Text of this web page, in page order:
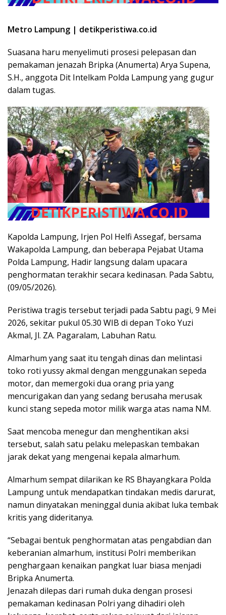
Metro Lampung | detikperistiwa.co.id
Suasana haru menyelimuti prosesi pelepasan dan
pemakaman jenazah Bripka (Anumerta) Arya Supena,
S.H., anggota Dit Intelkam Polda Lampung yang gugur
dalam tugas.
Kapolda Lampung, Irjen Pol Helfi Assegaf, bersama
Wakapolda Lampung, dan beberapa Pejabat Utama
Polda Lampung, Hadir langsung dalam upacara
penghormatan terakhir secara kedinasan. Pada Sabtu,
(09/05/2026).
Peristiwa tragis tersebut terjadi pada Sabtu pagi, 9 Mei
2026, sekitar pukul 05.30 WIB di depan Toko Yuzi
Akmal, Jl. ZA. Pagaralam, Labuhan Ratu.
Almarhum yang saat itu tengah dinas dan melintasi
toko roti yussy akmal dengan menggunakan sepeda
motor, dan memergoki dua orang pria yang
mencurigakan dan yang sedang berusaha merusak
kunci stang sepeda motor milik warga atas nama NM.
Saat mencoba menegur dan menghentikan aksi
tersebut, salah satu pelaku melepaskan tembakan
jarak dekat yang mengenai kepala almarhum.
Almarhum sempat dilarikan ke RS Bhayangkara Polda
Lampung untuk mendapatkan tindakan medis darurat,
namun dinyatakan meninggal dunia akibat luka tembak
kritis yang dideritanya.
“Sebagai bentuk penghormatan atas pengabdian dan
keberanian almarhum, institusi Polri memberikan
penghargaan kenaikan pangkat luar biasa menjadi
Bripka Anumerta.
Jenazah dilepas dari rumah duka dengan prosesi
pemakaman kedinasan Polri yang dihadiri oleh